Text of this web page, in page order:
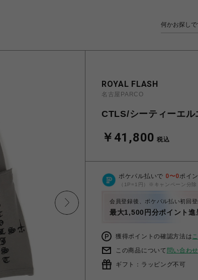
ROYAL FLASH
名古屋PARCO
CTLS/シーティーエ
￥41,800 税込
ポケパル払いで 0〜0ポイ
（1P=1円）※キャンペーン分除
会員登録後、ポケパル払い初回
最大1,500円分ポイント進
獲得ポイントの確認方法は
この商品について 問い合わ
ギフト：ラッピング不可